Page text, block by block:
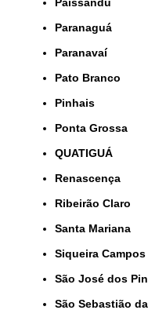
Paranaguá
Paranavaí
Pato Branco
Pinhais
Ponta Grossa
QUATIGUÁ
Renascença
Ribeirão Claro
Santa Mariana
Siqueira Campos
São José dos
São Sebastião